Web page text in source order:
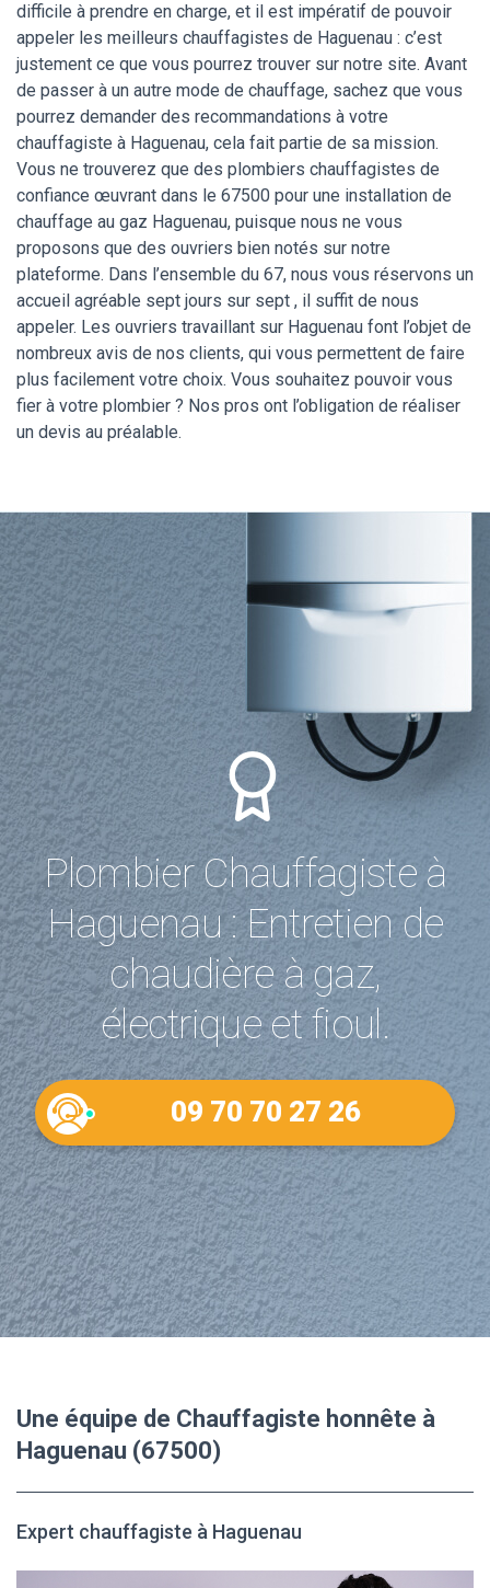
difficile à prendre en charge, et il est impératif de pouvoir
appeler les meilleurs chauffagistes de Haguenau : c’est
justement ce que vous pourrez trouver sur notre site. Avant
de passer à un autre mode de chauffage, sachez que vous
pourrez demander des recommandations à votre
chauffagiste à Haguenau, cela fait partie de sa mission.
Vous ne trouverez que des plombiers chauffagistes de
confiance œuvrant dans le 67500 pour une installation de
chauffage au gaz Haguenau, puisque nous ne vous
proposons que des ouvriers bien notés sur notre
plateforme. Dans l’ensemble du 67, nous vous réservons un
accueil agréable sept jours sur sept , il suffit de nous
appeler. Les ouvriers travaillant sur Haguenau font l’objet de
nombreux avis de nos clients, qui vous permettent de faire
plus facilement votre choix. Vous souhaitez pouvoir vous
fier à votre plombier ? Nos pros ont l’obligation de réaliser
un devis au préalable.
Plombier Chauffagiste à
Haguenau : Entretien de
chaudière à gaz,
électrique et fioul.
09 70 70 27 26
Une équipe de Chauffagiste honnête à
Haguenau (67500)
Expert chauffagiste à Haguenau